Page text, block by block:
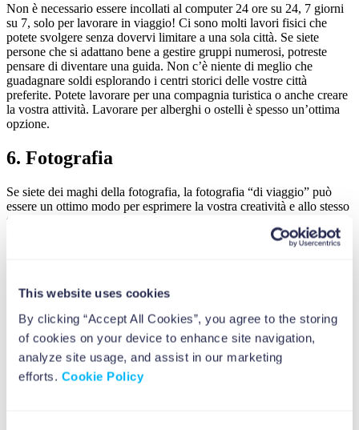
This website uses cookies
By clicking “Accept All Cookies”, you agree to the storing
of cookies on your device to enhance site navigation,
analyze site usage, and assist in our marketing
efforts. Cookie Policy
Non è necessario essere incollati al computer 24 ore su 24, 7 giorni
su 7, solo per lavorare in viaggio! Ci sono molti lavori fisici che
potete svolgere senza dovervi limitare a una sola città. Se siete
persone che si adattano bene a gestire gruppi numerosi, potreste
pensare di diventare una guida. Non c’è niente di meglio che
guadagnare soldi esplorando i centri storici delle vostre città
preferite. Potete lavorare per una compagnia turistica o anche creare
la vostra attività. Lavorare per alberghi o ostelli è spesso un’ottima
opzione.
6. Fotografia
Se siete dei maghi della fotografia, la fotografia “di viaggio” può
essere un ottimo modo per esprimere la vostra creatività e allo stesso
tempo guadagnare un po’ di soldi. Potete vendere le vostre foto a siti
web di immagini stock, riviste o direttamente ai clienti. Costruire un
portfolio e una forte presenza sui social media può anche aiutarvi a
7. House Sitting e Pet Sitting
Perfetto per gli amanti degli animali! L’house e pet sitting sono un
altro modo in cui i giovani e le coppie possono viaggiare in diverse
parti del mondo senza dover spendere cifre esorbitanti. Gli house
sitter di solito ricevono un alloggio gratuito, oppure si limitano a